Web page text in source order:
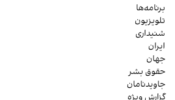
برنامه‌ها
تلویزیون
شنیداری
ایران
جهان
حقوق بشر
جاویدنامان
گزارش ویژه